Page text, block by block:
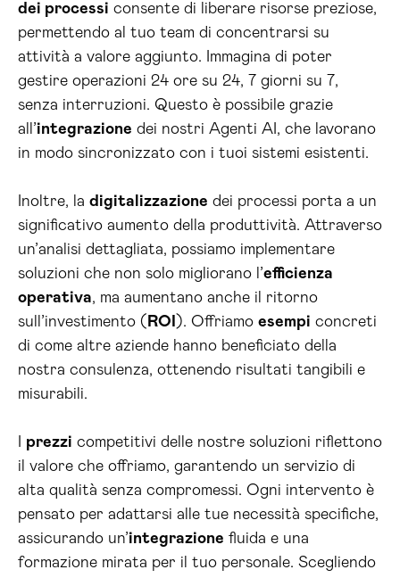
dei processi consente di liberare risorse preziose,
permettendo al tuo team di concentrarsi su
attività a valore aggiunto. Immagina di poter
gestire operazioni 24 ore su 24, 7 giorni su 7,
senza interruzioni. Questo è possibile grazie
all’integrazione dei nostri Agenti AI, che lavorano
in modo sincronizzato con i tuoi sistemi esistenti.
Inoltre, la digitalizzazione dei processi porta a un
significativo aumento della produttività. Attraverso
un’analisi dettagliata, possiamo implementare
soluzioni che non solo migliorano l’efficienza
operativa, ma aumentano anche il ritorno
sull’investimento ( ROI ). Offriamo esempi concreti
di come altre aziende hanno beneficiato della
nostra consulenza, ottenendo risultati tangibili e
misurabili.
prezzi competitivi delle nostre soluzioni riflettono
il valore che offriamo, garantendo un servizio di
alta qualità senza compromessi. Ogni intervento è
pensato per adattarsi alle tue necessità specifiche,
assicurando un’integrazione fluida e una
formazione mirata per il tuo personale. Scegliendo